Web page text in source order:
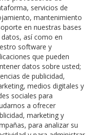
servicios de
mantenimiento
en nuestras bases
datos, así como en
software y
que pueden
datos sobre usted;
de publicidad,
medios digitales y
sociales para
a ofrecer
marketing y
para analizar su